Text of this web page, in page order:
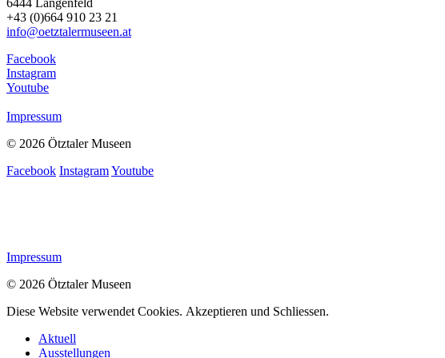
6444 Längenfeld
+43 (0)664 910 23 21
info@oetztalermuseen.at
Facebook
Instagram
Youtube
Impressum
© 2026 Ötztaler Museen
Facebook InstagramYoutube
Impressum
© 2026 Ötztaler Museen
Diese Website verwendet Cookies. Akzeptieren und Schliessen.
Aktuell
Ausstellungen